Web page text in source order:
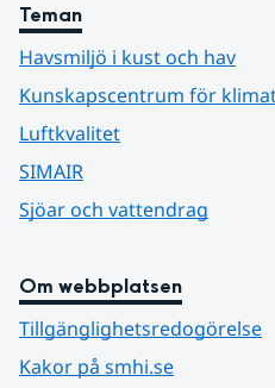
Teman
Havsmiljö i kust och hav
Kunskapscentrum för
Luftkvalitet
SIMAIR
Sjöar och vattendrag
Om webbplatsen
Tillgänglighetsredogörelse
Kakor på smhi.se